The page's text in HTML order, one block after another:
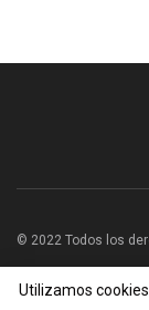
© 2022 Todos los
Utilizamos